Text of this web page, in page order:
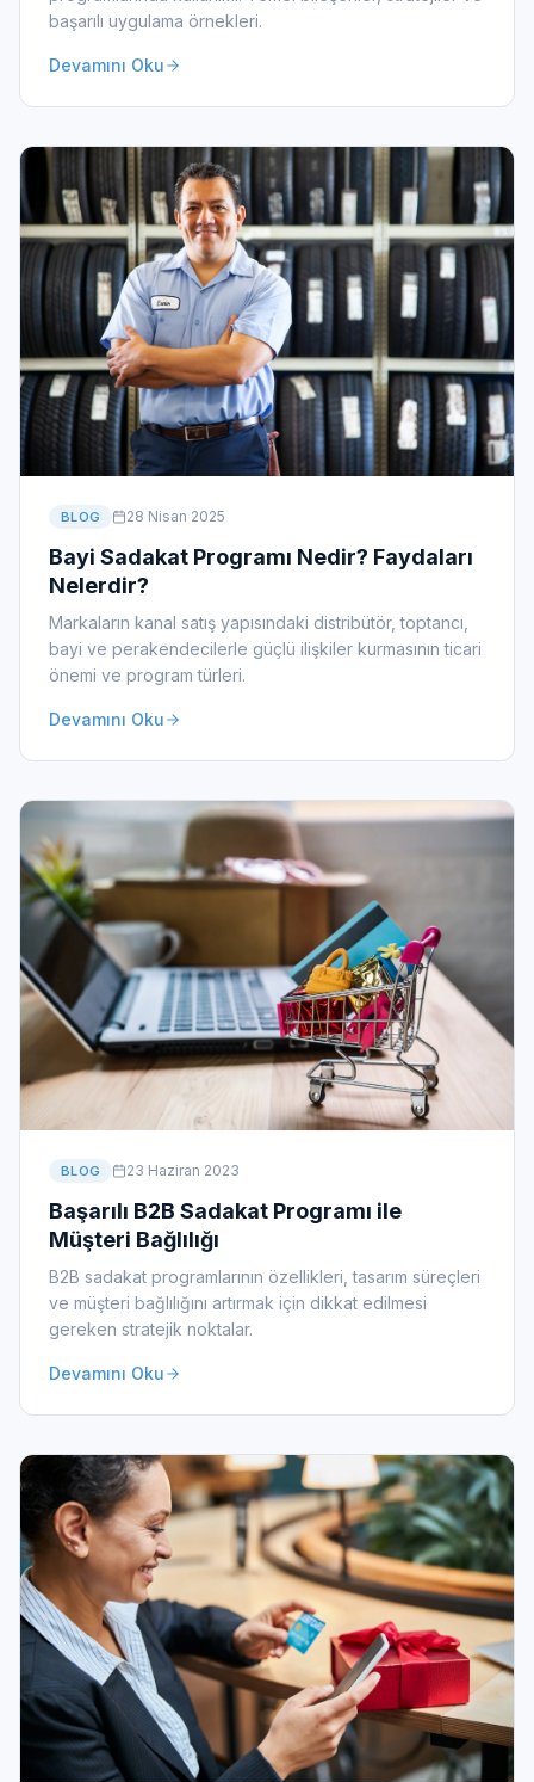
başarılı uygulama örnekleri.
Devamını Oku
BLOG 28 Nisan 2025
Bayi Sadakat Programı Nedir? Faydaları
Nelerdir?
Markaların kanal satış yapısındaki distribütör, toptancı,
bayi ve perakendecilerle güçlü ilişkiler kurmasının ticari
önemi ve program türleri.
Devamını Oku
BLOG 23 Haziran 2023
Başarılı B2B Sadakat Programı ile
Müşteri Bağlılığı
B2B sadakat programlarının özellikleri, tasarım süreçleri
ve müşteri bağlılığını artırmak için dikkat edilmesi
gereken stratejik noktalar.
Devamını Oku